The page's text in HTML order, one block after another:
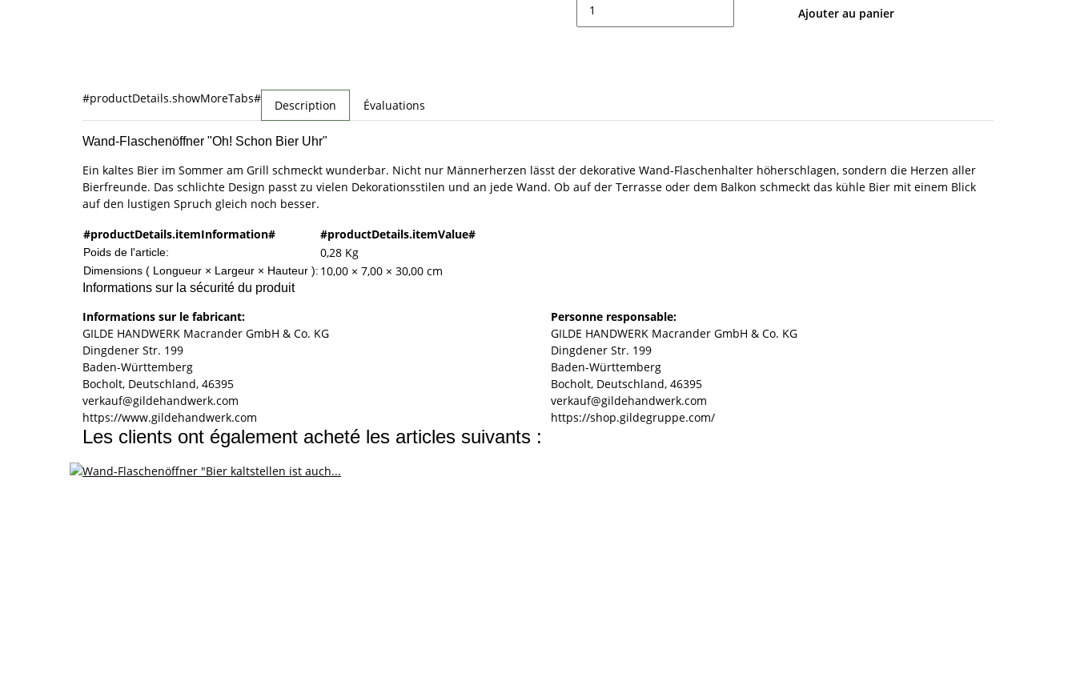
Ajouter au panier
#productDetails.showMoreTabs# Description Évaluations
Wand-Flaschenöffner "Oh! Schon Bier Uhr"
Ein kaltes Bier im Sommer am Grill schmeckt wunderbar. Nicht nur Männerherzen lässt der dekorative Wand-Flaschenhalter höherschlagen, sondern die Herzen aller
Bierfreunde. Das schlichte Design passt zu vielen Dekorationsstilen und an jede Wand. Ob auf der Terrasse oder dem Balkon schmeckt das kühle Bier mit einem Blick
auf den lustigen Spruch gleich noch besser.
#productDetails.itemInformation#
#productDetails.itemValue#
Poids de l'article: 0,28 Kg
Dimensions ( Longueur × Largeur × Hauteur ): 10,00 × 7,00 × 30,00 cm
Informations sur la sécurité du produit
Informations sur le fabricant:
GILDE HANDWERK Macrander GmbH & Co. KG
Dingdener Str. 199
Baden-Württemberg
Bocholt, Deutschland, 46395
verkauf@gildehandwerk.com
https://www.gildehandwerk.com
Personne responsable:
GILDE HANDWERK Macrander GmbH & Co. KG
Dingdener Str. 199
Baden-Württemberg
Bocholt, Deutschland, 46395
verkauf@gildehandwerk.com
https://shop.gildegruppe.com/
Les clients ont également acheté les articles suivants :